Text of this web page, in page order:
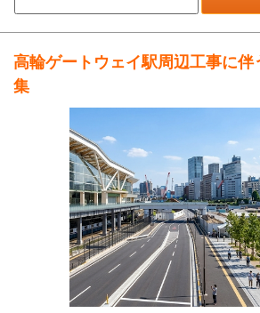
高輪ゲートウェイ駅周辺工事に伴
集